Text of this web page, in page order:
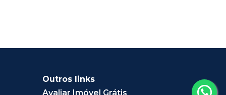
Outros links
Avaliar Imóvel Grátis